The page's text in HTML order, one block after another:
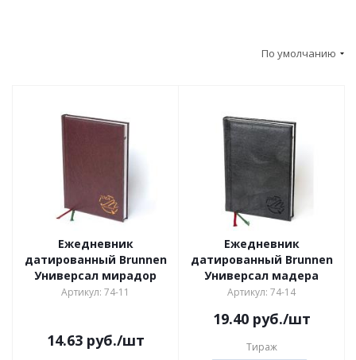
По умолчанию
Ежедневник
датированный Brunnen
Универсал мирадор
Артикул: 74-11
14.63руб./шт
Ежедневник
датированный Brunnen
Универсал мадера
Артикул: 74-14
19.40руб./шт
Тираж